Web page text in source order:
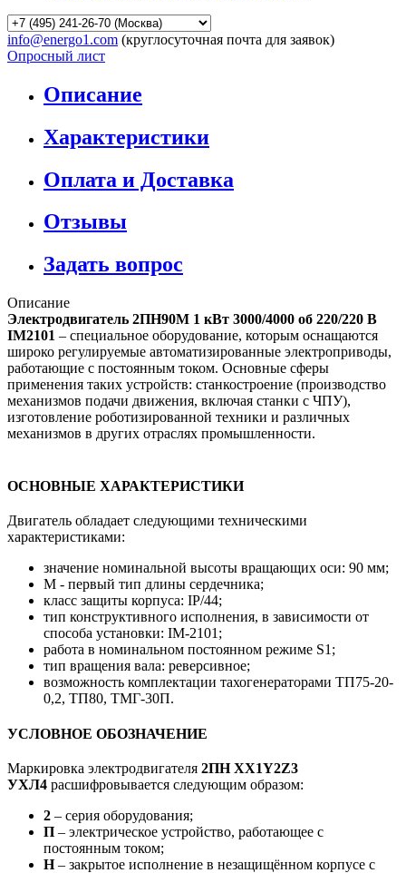
info@energo1.com (круглосуточная почта для заявок)
Опросный лист
Описание
Характеристики
Оплата и Доставка
Отзывы
Задать вопрос
Описание
Электродвигатель 2ПН90М 1 кВт 3000/4000 об 220/220 В
IM2101 – специальное оборудование, которым оснащаются
широко регулируемые автоматизированные электроприводы,
работающие с постоянным током. Основные сферы
применения таких устройств: станкостроение (производство
механизмов подачи движения, включая станки с ЧПУ),
изготовление роботизированной техники и различных
механизмов в других отраслях промышленности.
ОСНОВНЫЕ ХАРАКТЕРИСТИКИ
Двигатель обладает следующими техническими
характеристиками:
значение номинальной высоты вращающих оси: 90 мм;
М - первый тип длины сердечника;
класс защиты корпуса: IP/44;
тип конструктивного исполнения, в зависимости от
способа установки: IM-2101;
работа в номинальном постоянном режиме S1;
тип вращения вала: реверсивное;
возможность комплектации тахогенераторами ТП75-20-
0,2, ТП80, ТМГ-30П.
УСЛОВНОЕ ОБОЗНАЧЕНИЕ
Маркировка электродвигателя 2ПН ХХ1Y2Z3
УХЛ4 расшифровывается следующим образом:
2 – серия оборудования;
П – электрическое устройство, работающее с
постоянным током;
Н– закрытое исполнение в незащищённом корпусе с